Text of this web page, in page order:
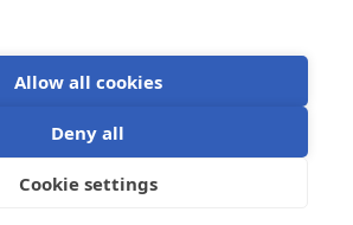
Allow all cookies
Deny all
Cookie settings
cookieTermeni de utilizare
©Victron Energy 2026